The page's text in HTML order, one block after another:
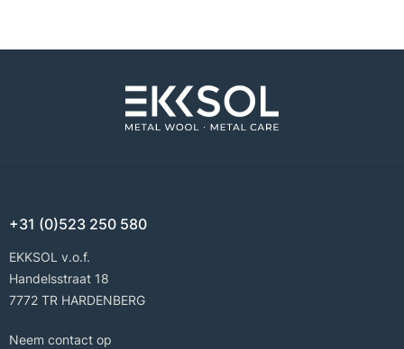
+31 (0)523 250 580
EKKSOL v.o.f.
Handelsstraat 18
7772 TR HARDENBERG
Neem contact op